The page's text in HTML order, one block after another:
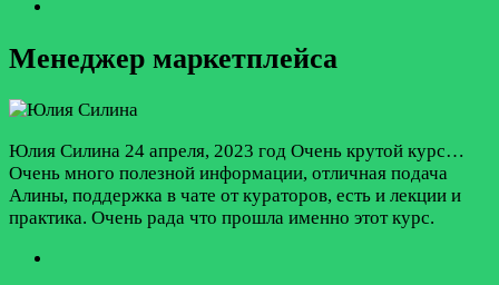
Менеджер маркетплейса
Юлия Силина 24 апреля, 2023 год Очень крутой курс…
Очень много полезной информации, отличная подача
Алины, поддержка в чате от кураторов, есть и лекции и
практика. Очень рада что прошла именно этот курс.